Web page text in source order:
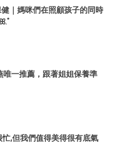
｜媽咪們在照顧孩子的同時
ﾟ
唯一推薦，跟著姐姐保養準
忙,但我們值得美得很有底氣